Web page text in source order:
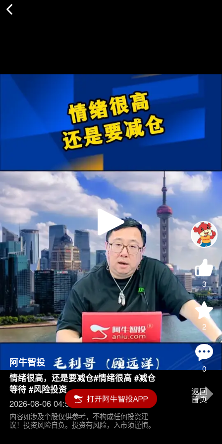
Play
Video
3
2
0
阿牛智投
情绪很高，还是要减仓#情绪很高 #减仓
等待 #风险投资
2026-08-06 04:55
内容如涉及个股仅供参考，不构成任何投资建
议！投资风险自负。投资有风险，入市须谨慎。